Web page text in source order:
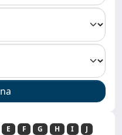
E F G H I
J